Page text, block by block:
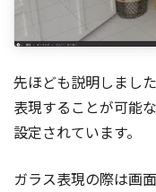
先ほども説明しまし
表現することが可能
設定されています。
ガラス表現の際は画